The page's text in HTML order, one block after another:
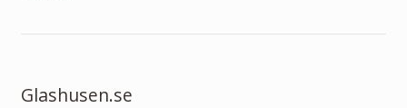
Glashusen.se